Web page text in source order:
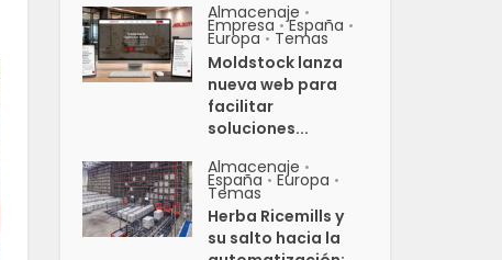
Almacenaje •
Empresa • España •
Europa • Temas
Moldstock lanza
nueva web para
facilitar
soluciones...
Almacenaje •
España • Europa •
Temas
Herba Ricemills y
su salto hacia la